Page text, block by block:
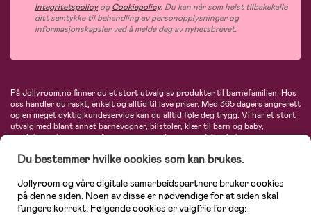
IntegritetspolicyogCookiepolicy. Du kan når som helst tilbakekalle
ditt samtykke til behandling av personopplysninger og
informasjonskapsler ved å melde deg av nyhetsbrevet.
På Jollyroom.no finner du et stort utvalg av produkter til barnefamilien. Hos
oss handler du raskt, enkelt og alltid til lave priser. Med 365 dagers angrerett
og en meget dyktig kundeservice kan du alltid føle deg trygg. Vi har et stort
utvalg med blant annet barnevogner, bilstoler, klær til barn og baby,
produkter til mor, mengder av inspirerende interiør, leker, babyustyr og mye
Maxi-Cosi, Baby Jogger, BabyBjörn, Didriksons, KidKraft, Ergobaby, Philips
største nettbutikk for barn og baby!
Du bestemmer hvilke cookies som kan brukes.
Jollyroom og våre digitale samarbeidspartnere bruker cookies
på denne siden. Noen av disse er nødvendige for at siden skal
fungere korrekt. Følgende cookies er valgfrie for deg: